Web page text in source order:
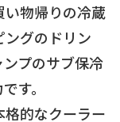
い物帰りの冷蔵
グのドリン
プのサブ保冷
す。
的なクーラー